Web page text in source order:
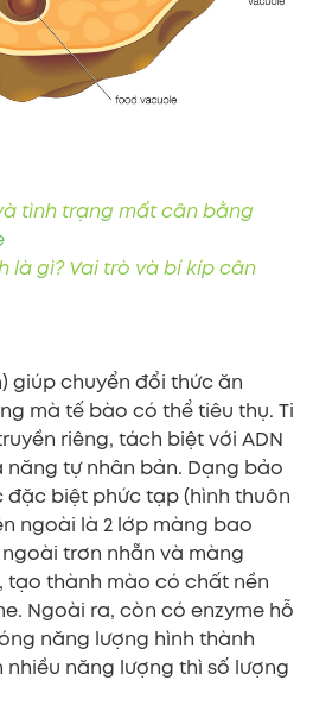
tình trạng mất cân bằng
là gì? Vai trò và bí kíp cân
giúp chuyển đổi thức ăn
mà tế bào có thể tiêu thụ. Ti
riêng, tách biệt với ADN
tự nhân bản. Dạng bảo
biệt phức tạp (hình thuôn
ngoài là 2 lớp màng bao
trơn nhẵn và màng
tạo thành mào có chất nền
Ngoài ra, còn có enzyme hỗ
năng lượng hình thành
nhiều năng lượng thì số lượng